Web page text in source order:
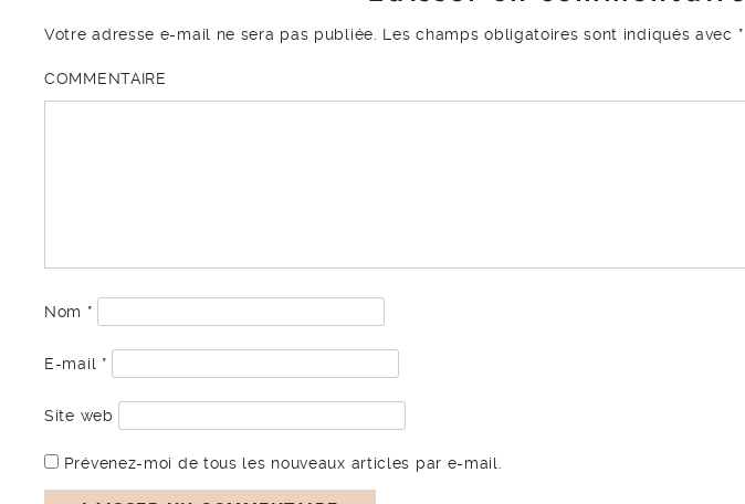
Votre adresse e-mail ne sera pas publiée. Les champs obligatoires sont indiqués avec *
COMMENTAIRE
Nom *
E-mail *
Site web
Prévenez-moi de tous les nouveaux articles par e-mail.